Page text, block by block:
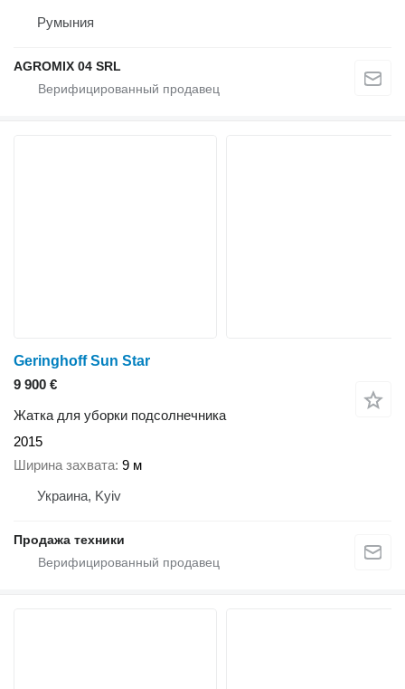
Румыния
AGROMIX 04 SRL
Geringhoff Sun Star
9 900 €
Жатка для уборки подсолнечника
2015
Ширина захвата 9 м
Украина, Kyiv
Продажа техники